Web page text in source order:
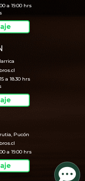
a 19.00 hrs
a 18.30 hrs
Pucón
a 19.00 hrs